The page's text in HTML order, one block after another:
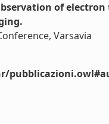
of
Varsavia